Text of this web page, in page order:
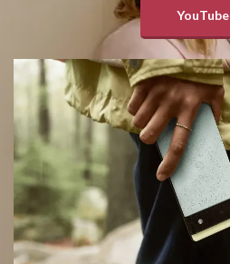
YouTube